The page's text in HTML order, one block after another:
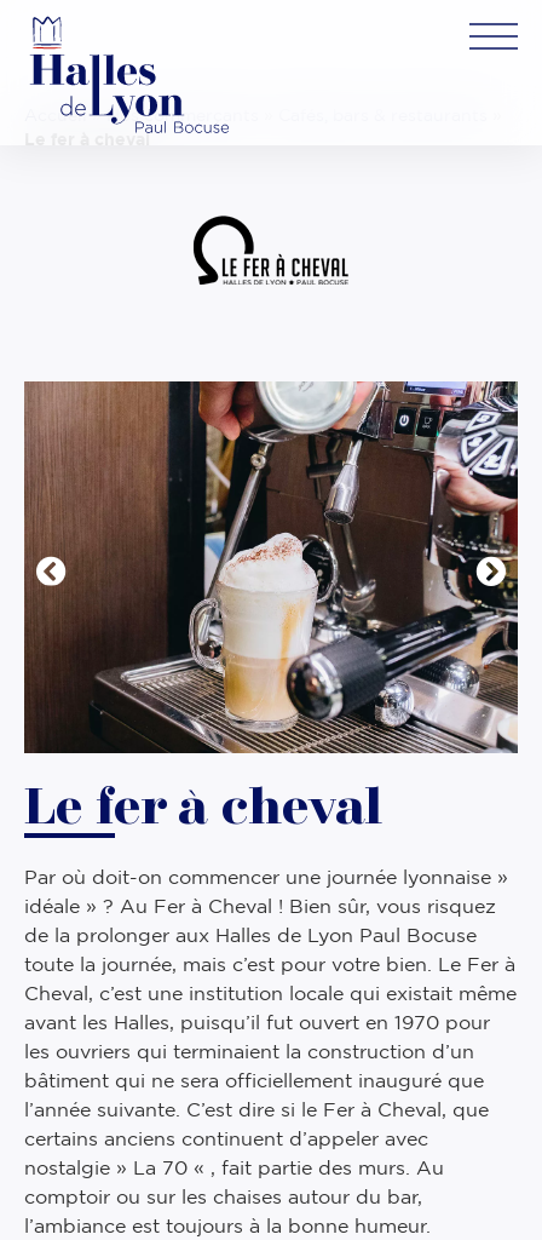
Accueil »Nos commerçants
Le fer à cheval
Le fer à cheval
Par où doit-on commencer une journée lyonnaise »
idéale » ? Au Fer à Cheval ! Bien sûr, vous risquez
de la prolonger aux Halles de Lyon Paul Bocuse
toute la journée, mais c’est pour votre bien. Le Fer à
Cheval, c’est une institution locale qui existait même
avant les Halles, puisqu’il fut ouvert en 1970 pour
les ouvriers qui terminaient la construction d’un
bâtiment qui ne sera officiellement inauguré que
l’année suivante. C’est dire si le Fer à Cheval, que
certains anciens continuent d’appeler avec
nostalgie » La 70 « , fait partie des murs. Au
comptoir ou sur les chaises autour du bar,
l’ambiance est toujours à la bonne humeur.